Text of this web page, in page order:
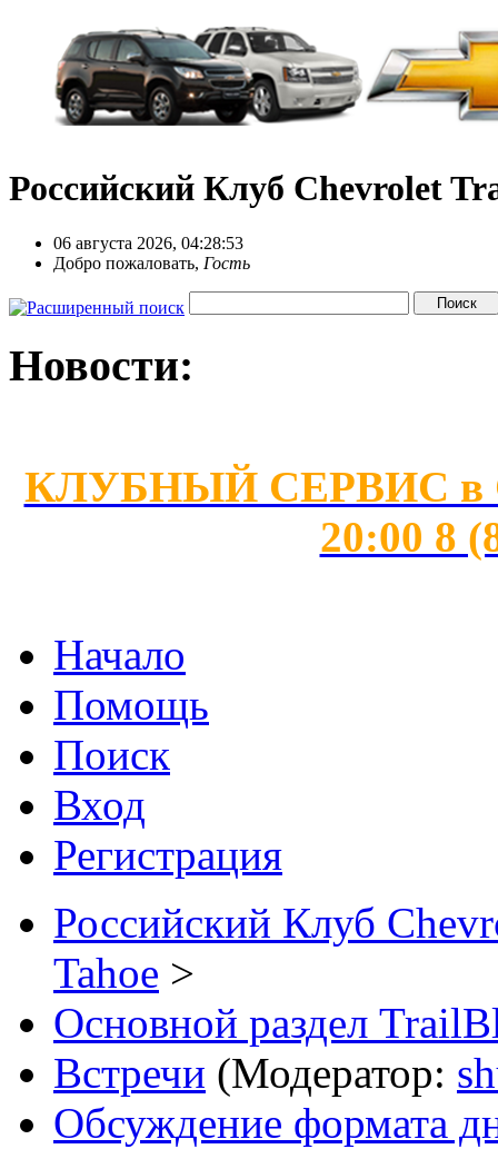
Российский Клуб Chevrolet
06 августа 2026, 04:28:53
Добро пожаловать, Гость
Новости:
КЛУБНЫЙ СЕРВИС в
20:00 8
Начало
Помощь
Поиск
Вход
Регистрация
Российский Клуб
Tahoe >
Основной раздел
Встречи (Модератор:
Обсуждение формата